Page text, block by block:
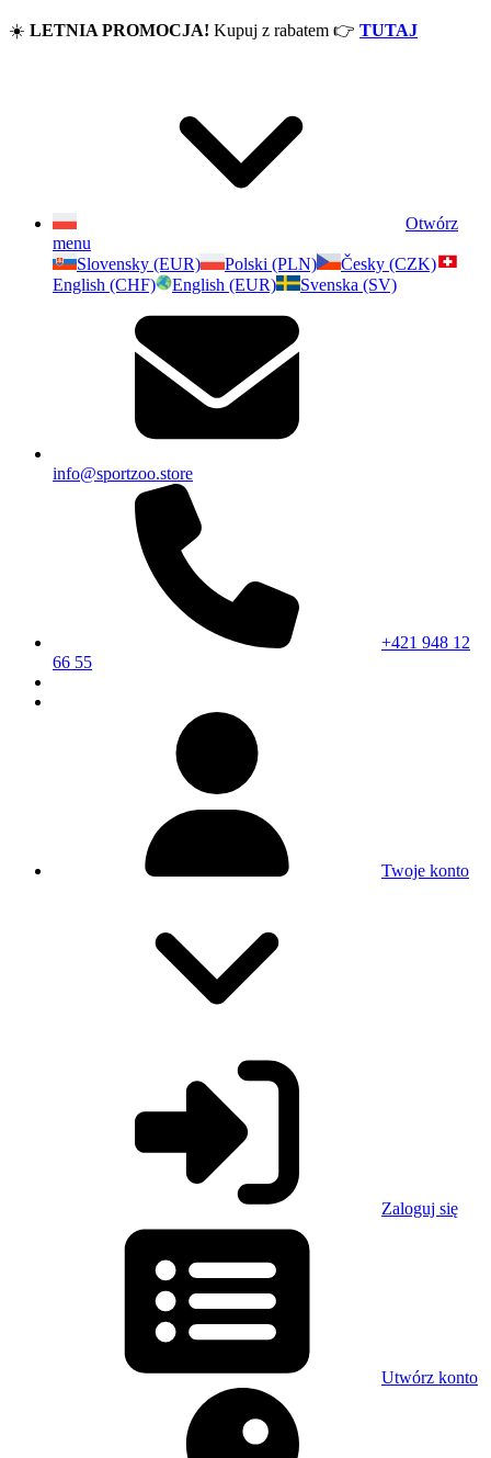
☀️ LETNIA PROMOCJA! Kupuj z rabatem 👉 TUTAJ
Otwórz
menu
Slovensky (EUR)
Polski (PLN)
Česky (CZK)
English (CHF)
English (EUR) Svenska (SV)
info@sportzoo.store
+421 948 12
66 55
Twoje konto
Zaloguj się
Utwórz konto